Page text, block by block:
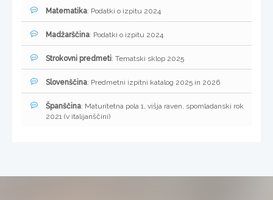
Matematika: Podatki o izpitu 2024
Madžarščina: Podatki o izpitu 2024
Strokovni predmeti: Tematski sklop 2025
Slovenščina: Predmetni izpitni katalog 2025 in 2026
Španščina: Maturitetna pola 1, višja raven, spomladanski rok
2021 (v italijanščini)